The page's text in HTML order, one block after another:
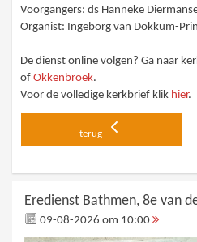
Voorgangers: ds Hanneke
Organist: Ingeborg van Dokkum-
De dienst online volgen? Ga naar
ofOkkenbroek.
Voor de volledige kerkbrief klik hier.
terug
Eredienst Bathmen, 8e van
09-08-2026 om 10:00